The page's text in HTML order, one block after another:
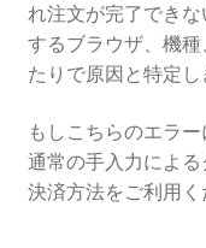
れ注文が完了でき
するブラウザ、機
たりで原因と特定し
もしこちらのエラ
通常の手入力によ
決済方法をご利用く